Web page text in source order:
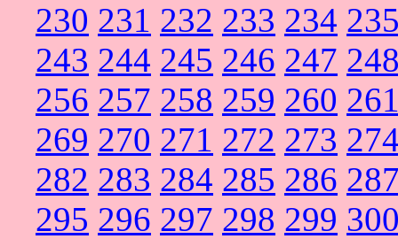
230 231 232 233 234
243 244 245 246 247
256 257 258 259 260
269 270 271 272 273
282 283 284 285 286
295 296 297 298 299